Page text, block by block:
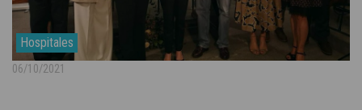
Hospitales
06/10/2021